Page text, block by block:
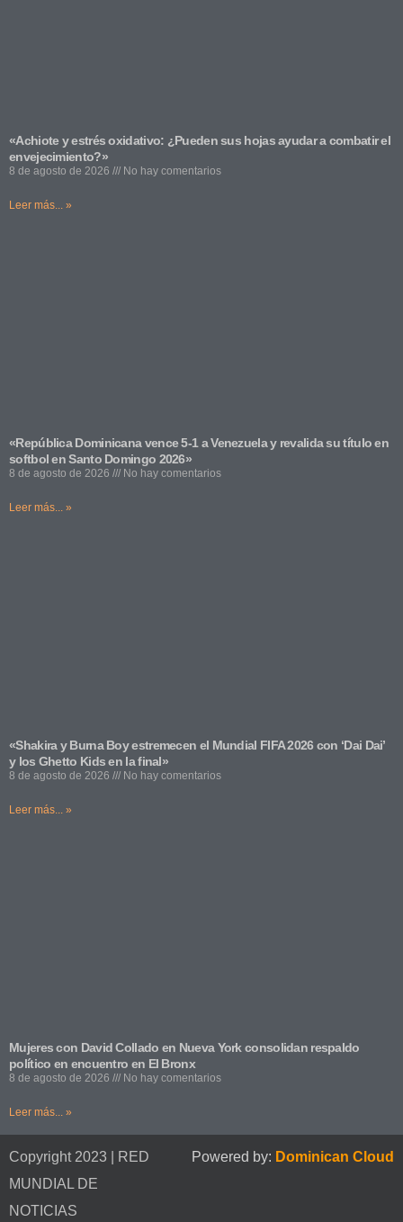
«Achiote y estrés oxidativo: ¿Pueden sus hojas ayudar a combatir el
envejecimiento?»
8 de agosto de 2026 No hay comentarios
Leer más... »
«República Dominicana vence 5-1 a Venezuela y revalida su título en
softbol en Santo Domingo 2026»
8 de agosto de 2026 No hay comentarios
Leer más... »
«Shakira y Burna Boy estremecen el Mundial FIFA 2026 con ‘Dai Dai’
y los Ghetto Kids en la final»
8 de agosto de 2026 No hay comentarios
Leer más... »
Mujeres con David Collado en Nueva York consolidan respaldo
político en encuentro en El Bronx
8 de agosto de 2026 No hay comentarios
Leer más... »
Copyright 2023 | RED
MUNDIAL DE
NOTICIAS
Powered by: Dominican Cloud